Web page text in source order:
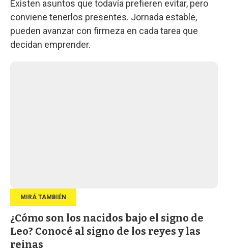
Existen asuntos que todavía prefieren evitar, pero
conviene tenerlos presentes. Jornada estable,
pueden avanzar con firmeza en cada tarea que
decidan emprender.
¿Cómo son los nacidos bajo el signo de
Leo? Conocé al signo de los reyes y las
reinas